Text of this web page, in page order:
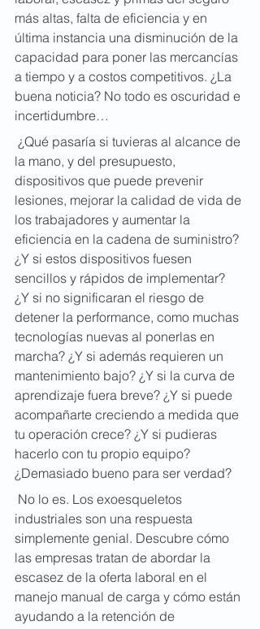
más altas, falta de eficiencia y en
última instancia una disminución de la
capacidad para poner las mercancías
a tiempo y a costos competitivos. ¿La
buena noticia? No todo es oscuridad e
incertidumbre…
¿Qué pasaría si tuvieras al alcance de
la mano, y del presupuesto,
dispositivos que puede prevenir
lesiones, mejorar la calidad de vida de
los trabajadores y aumentar la
eficiencia en la cadena de suministro?
¿Y si estos dispositivos fuesen
sencillos y rápidos de implementar?
¿Y si no significaran el riesgo de
detener la performance, como muchas
tecnologías nuevas al ponerlas en
marcha? ¿Y si además requieren un
mantenimiento bajo? ¿Y si la curva de
aprendizaje fuera breve? ¿Y si puede
acompañarte creciendo a medida que
tu operación crece? ¿Y si pudieras
hacerlo con tu propio equipo?
¿Demasiado bueno para ser verdad?
No lo es. Los exoesqueletos
industriales son una respuesta
simplemente genial. Descubre cómo
las empresas tratan de abordar la
escasez de la oferta laboral en el
manejo manual de carga y cómo están
ayudando a la retención de